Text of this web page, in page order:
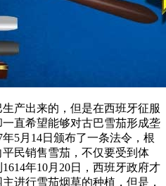
产出来的，但是在西班牙征服
直希望能够对古巴雪茄形成垄
5月14日颁布了一条法令，根
民销售雪茄，不仅要受到体
年10月20日，西班牙政府才
进行雪茄烟草的种植，但是，